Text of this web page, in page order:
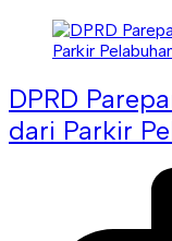
DPRD
dari Parkir